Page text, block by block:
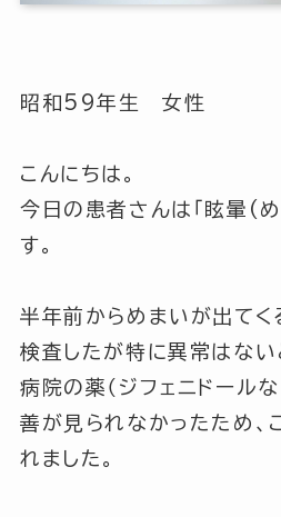
昭和59年生 女性
こんにちは。
今日の患者さんは「眩暈(
す。
半年前からめまいが出てく
検査したが特に異常はない
病院の薬（ジフェニドール
善が見られなかったため、
れました。